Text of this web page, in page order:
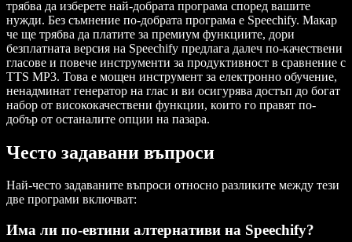
трябва да изберете най-добрата програма според вашите
нужди. Без съмнение по-добрата програма е Speechify. Макар
че ще трябва да платите за премиум функциите, дори
безплатната версия на Speechify предлага далеч по-качествени
гласове и повече инструменти за продуктивност в сравнение с
TTS MP3. Това е мощен инструмент за електронно обучение,
ненадминат генератор на глас и ви осигурява достъп до богат
набор от висококачествени функции, които го правят по-
добър от останалите опции на пазара.
Често задавани въпроси
Най-често задаваните въпроси относно разликите между тези
две програми включват:
Има ли по-евтини алтернативи на Speechify?